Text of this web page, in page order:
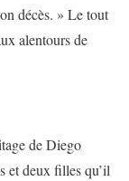
décès. » Le tout
alentours de
de Diego
et deux filles qu’il